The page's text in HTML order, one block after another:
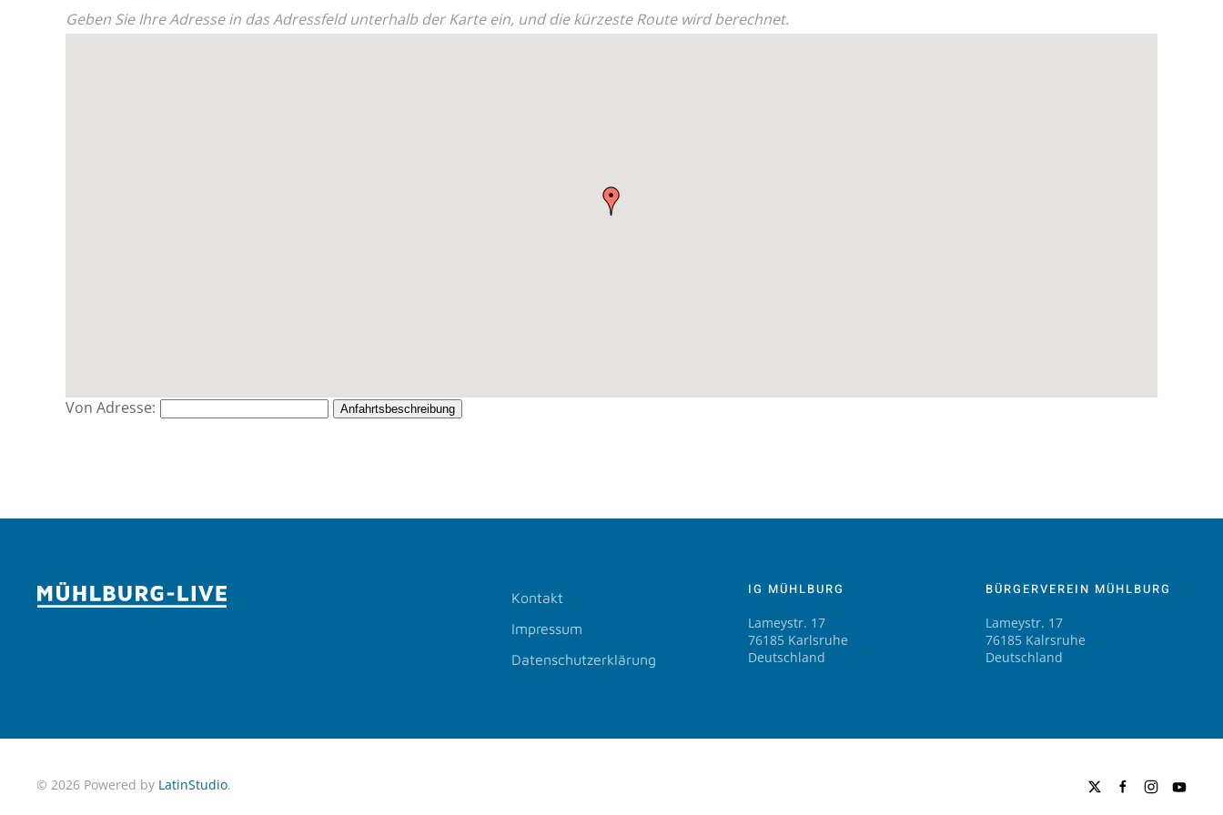
Geben Sie Ihre Adresse in das Adressfeld unterhalb der Karte ein, und die kürzeste Route wird berechnet.
Von Adresse: Anfahrtsbeschreibung
Kontakt
Impressum
Datenschutzerklärung
IG MÜHLBURG
Lameystr. 17
76185 Karlsruhe
Deutschland
BÜRGERVEREIN MÜHLBURG
Lameystr. 17
76185 Kalrsruhe
Deutschland
© 2026 Powered by LatinStudio.